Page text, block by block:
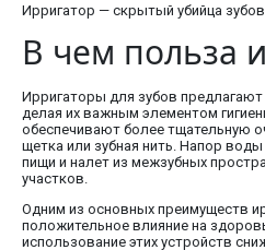
Ирригатор — скрытый убийца
В чем польза
Ирригаторы для зубов
делая их важным элементом
обеспечивают более тщательную
щетка или зубная нить. Напор
пищи и налет из межзубных
участков.
Одним из основных преимуществ
положительное влияние на
использование этих устройств